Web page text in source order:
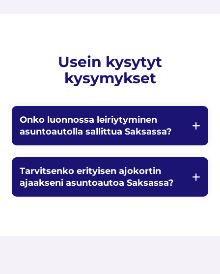
Usein kysytyt
kysymykset
Onko luonnossa leiriytyminen
asuntoautolla sallittua Saksassa?
Tarvitsenko erityisen ajokortin
ajaakseni asuntoautoa Saksassa?